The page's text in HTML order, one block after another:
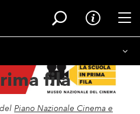
fila
Piano Nazionale Cinema e